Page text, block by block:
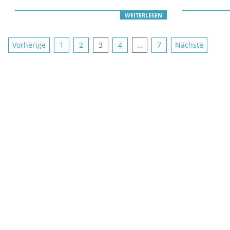
WEITERLESEN
Seitennummerierung
Vorherige 1 2 3 4 … 7 Nächste